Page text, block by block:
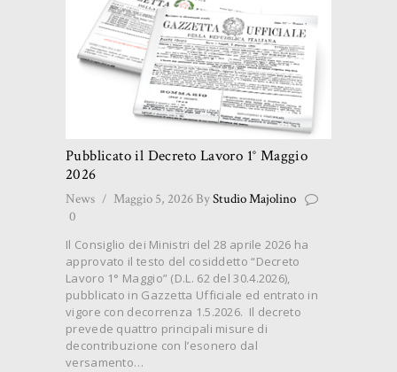
Pubblicato il Decreto Lavoro 1° Maggio
2026
News Maggio 5, 2026 ByStudio Majolino
0
Il Consiglio dei Ministri del 28 aprile 2026 ha
approvato il testo del cosiddetto “Decreto
Lavoro 1° Maggio” (D.L. 62 del 30.4.2026),
pubblicato in Gazzetta Ufficiale ed entrato in
vigore con decorrenza 1.5.2026. Il decreto
prevede quattro principali misure di
decontribuzione con l’esonero dal
versamento…